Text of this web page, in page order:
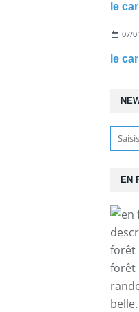
EN
forêt
forêt
le
07/
le